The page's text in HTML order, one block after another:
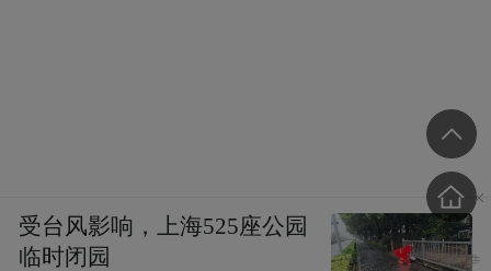
受台风影响，上海525座公园
临时闭园